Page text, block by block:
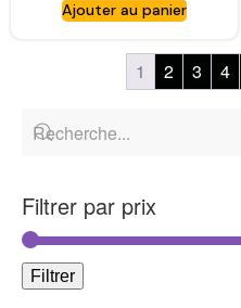
Ajouter au panier
1 2 3 4
Filtrer par prix
Filtrer